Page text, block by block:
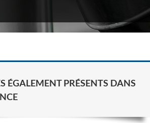
ÉGALEMENT PRÉSENTS DANS